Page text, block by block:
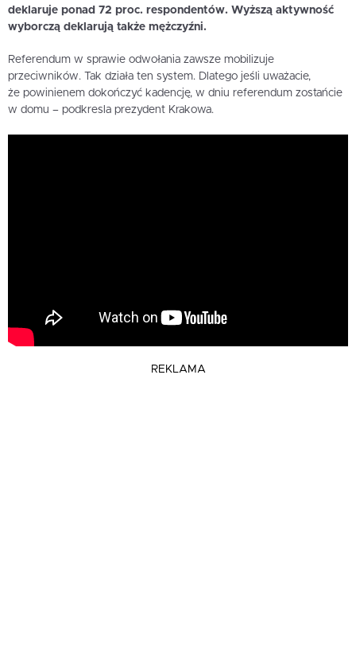
deklaruje ponad 72 proc. respondentów. Wyższą aktywność
wyborczą deklarują także mężczyźni.
Referendum w sprawie odwołania zawsze mobilizuje
przeciwników. Tak działa ten system. Dlatego jeśli uważacie,
że powinienem dokończyć kadencję, w dniu referendum zostańcie
w domu – podkresla prezydent Krakowa.
REKLAMA